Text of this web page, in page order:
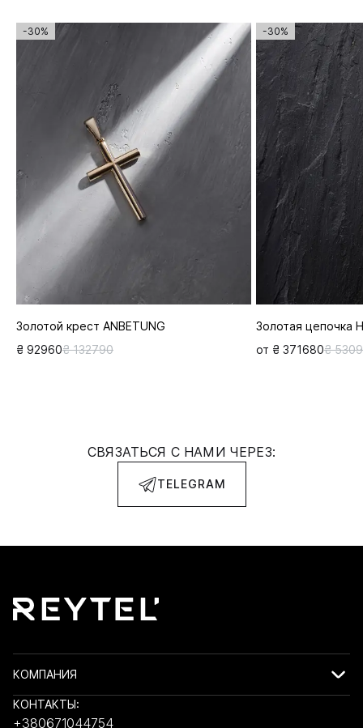
-30%
Золотой крест ANBETUNG
₴ 92960₴ 132790
-30%
Золотая цепочка
от ₴ 371680₴
СВЯЗАТЬСЯ С НАМИ ЧЕРЕЗ:
TELEGRAM
КОМПАНИЯ
КОНТАКТЫ:
+380671044754